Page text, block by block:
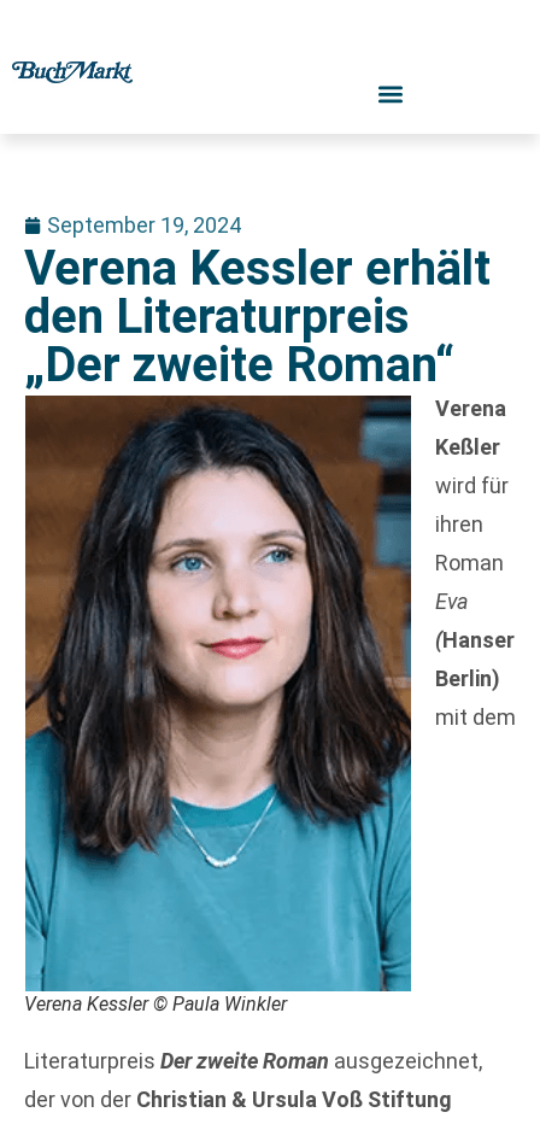
September 19, 2024
Verena Kessler erhält
den Literaturpreis
„Der zweite Roman“
Verena Kessler © Paula Winkler
Verena
Keßler
wird für
ihren
Roman
Eva
(Hanser
Berlin)
mit dem
Literaturpreis Der zweite Roman ausgezeichnet,
der von der Christian & Ursula Voß Stiftung